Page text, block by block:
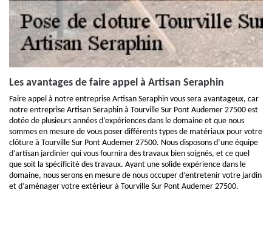
Les avantages de faire appel à Artisan Seraphin
Faire appel à notre entreprise Artisan Seraphin vous sera avantageux, car
notre entreprise Artisan Seraphin à Tourville Sur Pont Audemer 27500 est
dotée de plusieurs années d’expériences dans le domaine et que nous
sommes en mesure de vous poser différents types de matériaux pour votre
clôture à Tourville Sur Pont Audemer 27500. Nous disposons d’une équipe
d’artisan jardinier qui vous fournira des travaux bien soignés, et ce quel
que soit la spécificité des travaux. Ayant une solide expérience dans le
domaine, nous serons en mesure de nous occuper d’entretenir votre jardin
et d’aménager votre extérieur à Tourville Sur Pont Audemer 27500.